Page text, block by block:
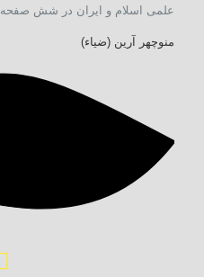
علمی اسلام و ایران در شش صفحه
منوچهر آرین (ضیاء)